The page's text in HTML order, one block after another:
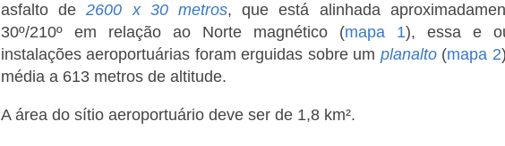
asfalto de2600 x 30 metros, que está alinhada
30º/210º em relação ao Norte magnético (mapa 1), essa e
instalações aeroportuárias foram erguidas sobre um planalto(mapa 2
média a 613 metros de altitude.
A área do sítio aeroportuário deve ser de 1,8 km².